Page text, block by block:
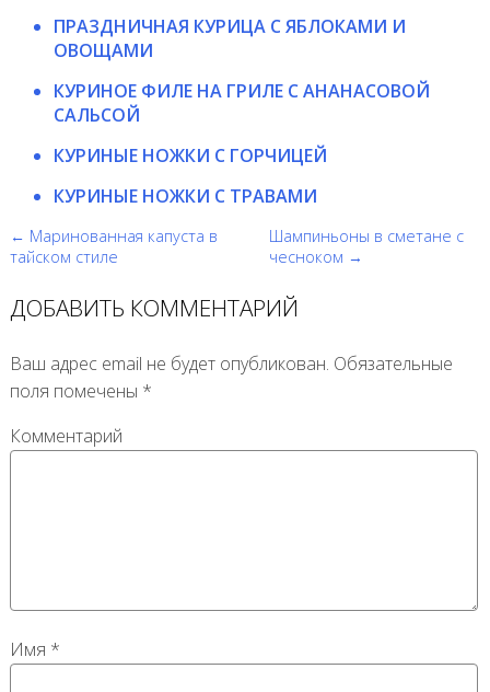
ПРАЗДНИЧНАЯ КУРИЦА С ЯБЛОКАМИ И
ОВОЩАМИ
КУРИНОЕ ФИЛЕ НА ГРИЛЕ С АНАНАСОВОЙ
САЛЬСОЙ
КУРИНЫЕ НОЖКИ С ГОРЧИЦЕЙ
КУРИНЫЕ НОЖКИ С ТРАВАМИ
← Маринованная капуста в
тайском стиле
Шампиньоны в сметане с
чесноком →
ДОБАВИТЬ КОММЕНТАРИЙ
Ваш адрес email не будет опубликован. Обязательные
поля помечены *
Комментарий
Имя *